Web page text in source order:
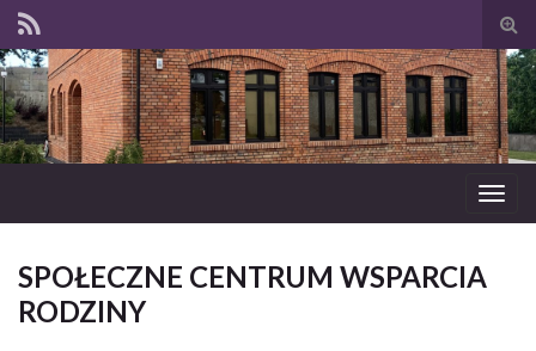
SPOŁECZNE CENTRUM WSPARCIA
RODZINY